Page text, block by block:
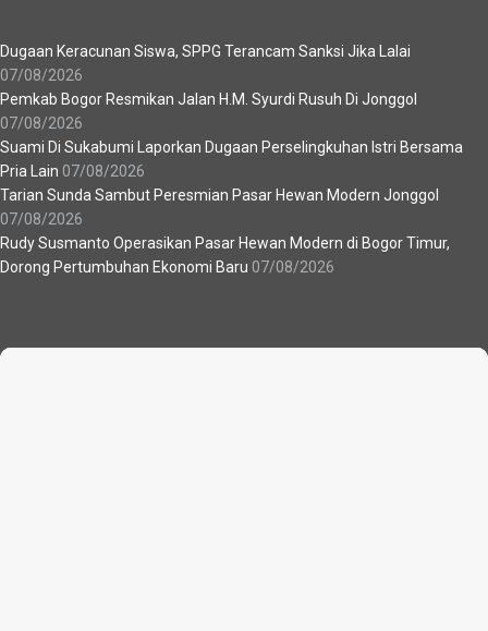
Dugaan Keracunan Siswa, SPPG Terancam Sanksi Jika Lalai
07/08/2026
Pemkab Bogor Resmikan Jalan H.M. Syurdi Rusuh Di Jonggol
07/08/2026
Suami Di Sukabumi Laporkan Dugaan Perselingkuhan Istri Bersama
Pria Lain 07/08/2026
Tarian Sunda Sambut Peresmian Pasar Hewan Modern Jonggol
07/08/2026
Rudy Susmanto Operasikan Pasar Hewan Modern di Bogor Timur,
Dorong Pertumbuhan Ekonomi Baru 07/08/2026